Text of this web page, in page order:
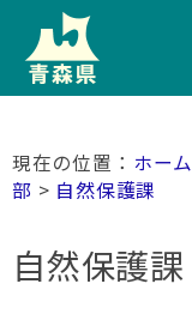
ホーム
部 > 自然保護課
自然保護課